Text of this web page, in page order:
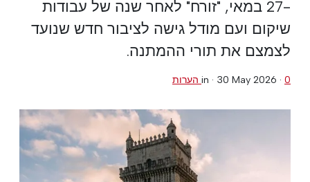
-27 במאי, "זורח" לאחר שנה של עבודות
שיקום ועם מודל גישה לציבור חדש שנועד
לצמצם את תורי ההמתנה.
in · 30 May 2026 · 0 הערות